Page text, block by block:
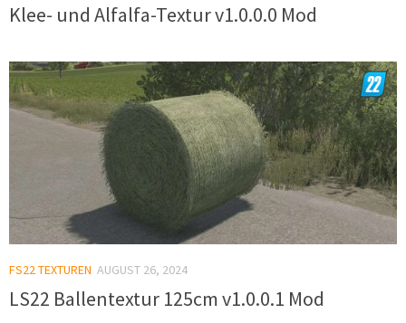
Klee- und Alfalfa-Textur v1.0.0.0 Mod
FS22 TEXTUREN AUGUST 26, 2024
LS22 Ballentextur 125cm v1.0.0.1 Mod